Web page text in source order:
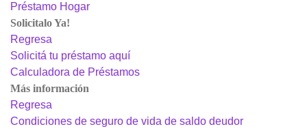
Préstamo Hogar
Solicitalo Ya!
Regresa
Solicitá tu préstamo aquí
Calculadora de Préstamos
Más información
Regresa
Condiciones de seguro de vida de saldo deudor